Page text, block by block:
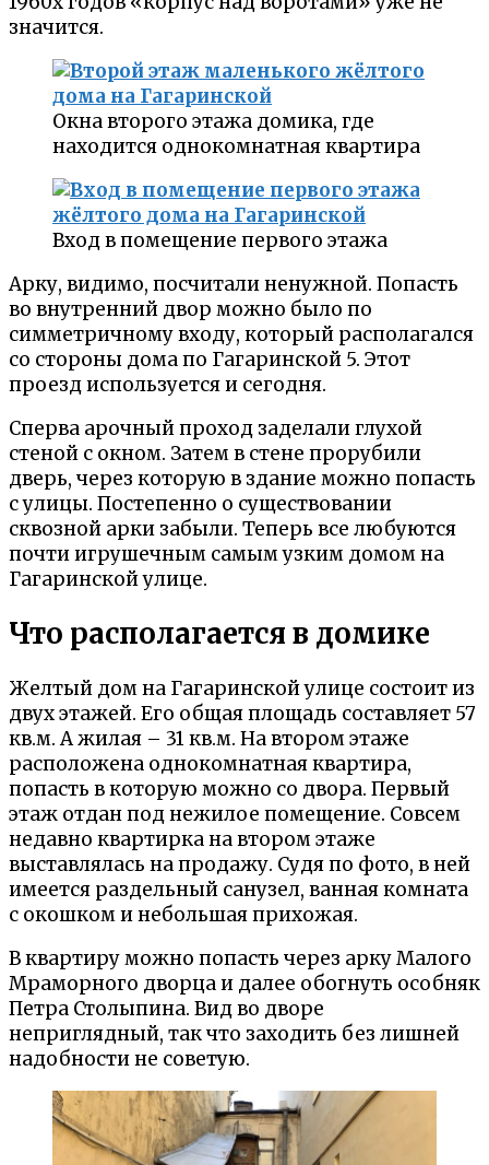
значится.
Окна второго этажа домика, где
находится однокомнатная квартира
Вход в помещение первого этажа
Арку, видимо, посчитали ненужной. Попасть
во внутренний двор можно было по
симметричному входу, который располагался
со стороны дома по Гагаринской 5. Этот
проезд используется и сегодня.
Сперва арочный проход заделали глухой
стеной с окном. Затем в стене прорубили
дверь, через которую в здание можно попасть
с улицы. Постепенно о существовании
сквозной арки забыли. Теперь все любуются
почти игрушечным самым узким домом на
Гагаринской улице.
Что располагается в домике
Желтый дом на Гагаринской улице состоит из
двух этажей. Его общая площадь составляет 57
кв.м. А жилая – 31 кв.м. На втором этаже
расположена однокомнатная квартира,
попасть в которую можно со двора. Первый
этаж отдан под нежилое помещение. Совсем
недавно квартирка на втором этаже
выставлялась на продажу. Судя по фото, в ней
имеется раздельный санузел, ванная комната
с окошком и небольшая прихожая.
В квартиру можно попасть через арку Малого
Мраморного дворца и далее обогнуть особняк
Петра Столыпина. Вид во дворе
неприглядный, так что заходить без лишней
надобности не советую.